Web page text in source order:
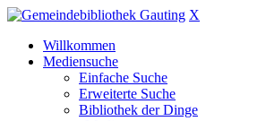
X
Willkommen
Mediensuche
Einfache Suche
Erweiterte Suche
Bibliothek der Dinge